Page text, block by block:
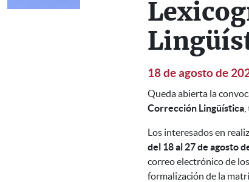
18 de agosto de
Queda abierta la
Corrección Lingüística
Los interesados en
del 18 al 27 de agosto
correo electrónico de
formalización de la